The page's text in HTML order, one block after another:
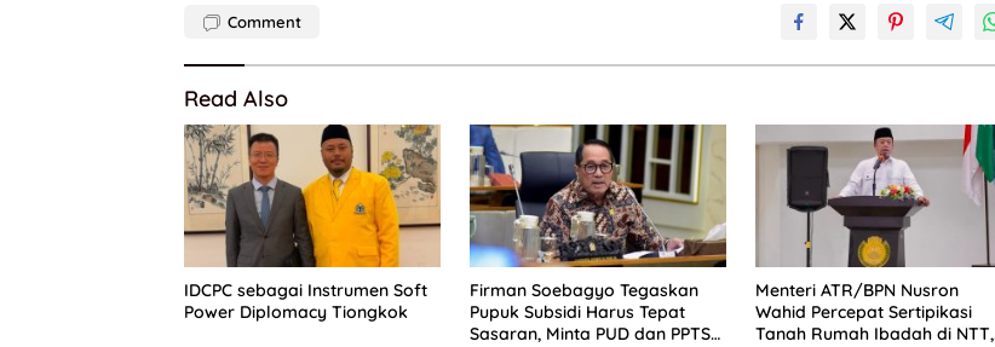
Comment
Read Also
IDCPC sebagai Instrumen Soft
Power Diplomacy Tiongkok
Firman Soebagyo Tegaskan
Pupuk Subsidi Harus Tepat
Sasaran, Minta PUD dan PPTS
Menteri ATR/BPN Nusron
Wahid Percepat Sertipikasi
Tanah Rumah Ibadah di NTT,